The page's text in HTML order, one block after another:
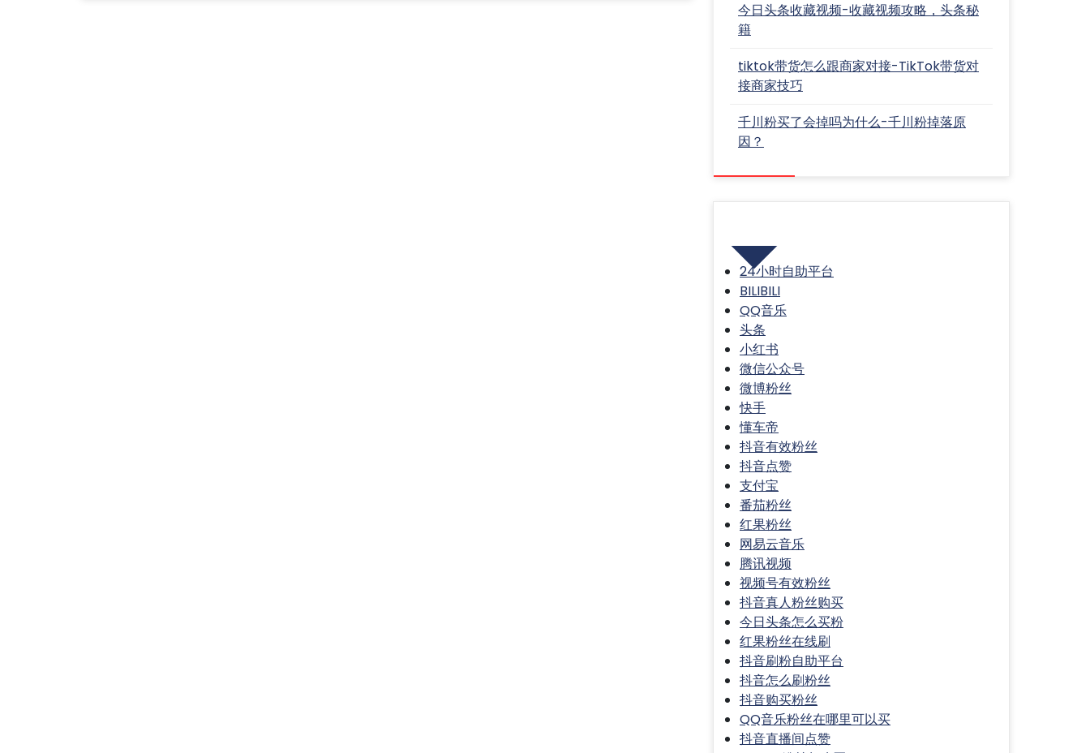
今日头条收藏视频-收藏视频攻略，头条秘
籍
tiktok带货怎么跟商家对接-TikTok带货对
接商家技巧
千川粉买了会掉吗为什么-千川粉掉落原
因？
24小时自助平台
BILIBILI
QQ音乐
头条
小红书
微信公众号
微博粉丝
快手
懂车帝
抖音有效粉丝
抖音点赞
支付宝
番茄粉丝
红果粉丝
网易云音乐
腾讯视频
视频号有效粉丝
抖音真人粉丝购买
今日头条怎么买粉
红果粉丝在线刷
抖音刷粉自助平台
抖音怎么刷粉丝
抖音购买粉丝
QQ音乐粉丝在哪里可以买
抖音直播间点赞